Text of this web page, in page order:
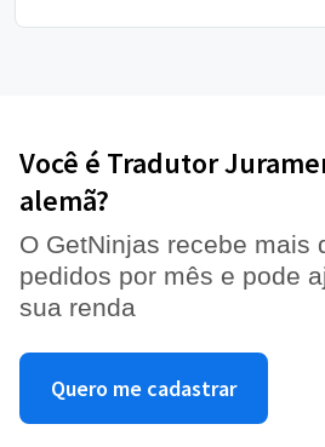
Você é Tradutor
alemã?
O GetNinjas recebe mais
pedidos por mês e pode
sua renda
Quero me cadastrar